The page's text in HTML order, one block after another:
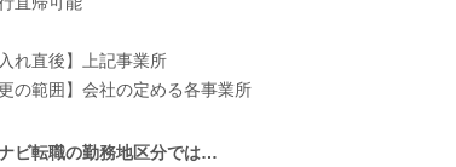
れ直後】上記事業所
の範囲】会社の定める各事業所
ビ転職の勤務地区分では…